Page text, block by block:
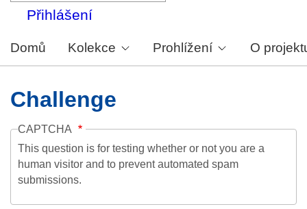
Přihlášení
Domů Kolekce Prohlížení O
Challenge
CAPTCHA
This question is for testing whether or not you are a
human visitor and to prevent automated spam
submissions.